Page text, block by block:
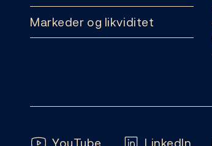
Markeder og likviditet
Følg oss: